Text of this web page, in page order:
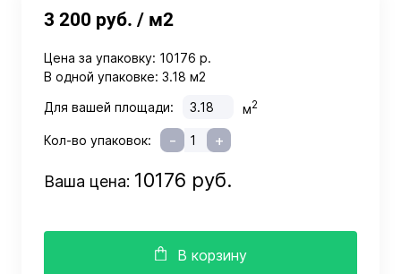
3 200 руб. / м2
Цена за упаковку: 10176 р.
В одной упаковке: 3.18 м2
Для вашей площади:
м2
Кол-во упаковок: - +
Ваша цена: 10176 руб.
В корзину